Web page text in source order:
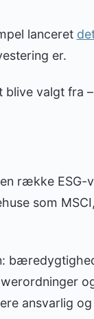
lanceret
er.
valgt fra
række ESG-
som
ansvarlig